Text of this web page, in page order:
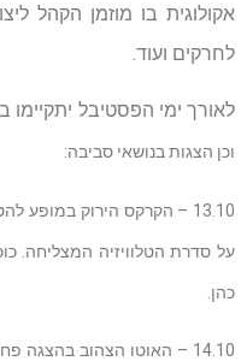
אקולוגית בו מוזמן הקהל
לחרקים ועוד.
לאורך ימי הפסטיבל
וכן הצגות בנושאי סביבה:
13.10 – הקרקס הירוק במופע
על סדרת הטלוויזיה המצליחה.
כהן.
14.10 – האוטו הצהוב